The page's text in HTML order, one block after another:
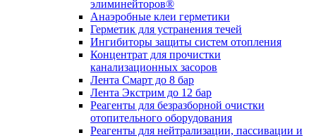
элиминейторов®
Анаэробные клеи герметики
Герметик для устранения течей
Ингибиторы защиты систем отопления
Концентрат для прочистки
канализационных засоров
Лента Смарт до 8 бар
Лента Экстрим до 12 бар
Реагенты для безразборной очистки
отопительного оборудования
Реагенты для нейтрализации, пассивации и